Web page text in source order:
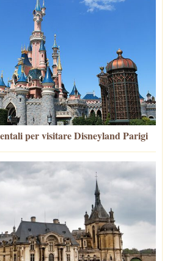
per visitare Disneyland Parigi